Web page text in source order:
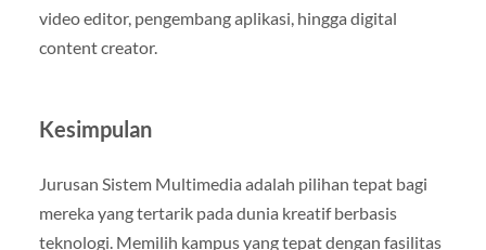
video editor, pengembang aplikasi, hingga digital
content creator.
Kesimpulan
Jurusan Sistem Multimedia adalah pilihan tepat bagi
mereka yang tertarik pada dunia kreatif berbasis
teknologi. Memilih kampus yang tepat dengan fasilitas